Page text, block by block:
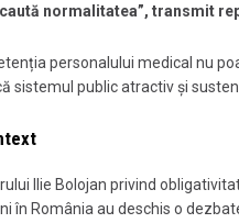
normalitatea”, transmit
personalului medical nu
sistemul public atractiv și
Ilie Bolojan privind
în România au deschis o